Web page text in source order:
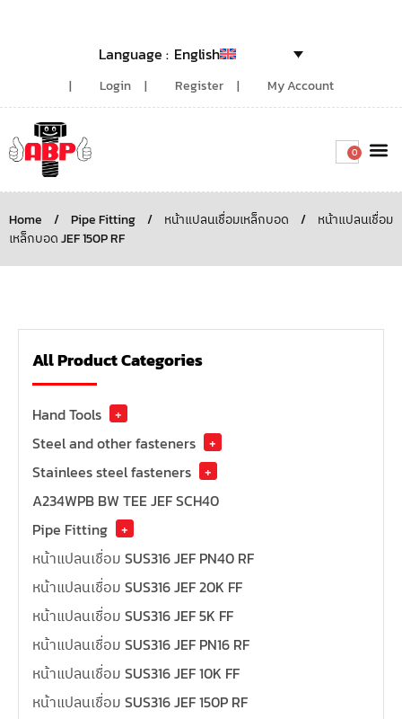
English
Login Register My Account
0
Home / Pipe Fitting / หน้าแปลนเชื่อมเหล็กบอด /
หน้าแปลนเชื่อม
เหล็กบอด JEF 150P RF
All Product Categories
Hand Tools
+
Steel and other fasteners
+
Stainlees steel fasteners
+
A234WPB BW TEE JEF SCH40
Pipe Fitting
+
หน้าแปลนเชื่อม SUS316 JEF PN40 RF
หน้าแปลนเชื่อม SUS316 JEF 20K FF
หน้าแปลนเชื่อม SUS316 JEF 5K FF
หน้าแปลนเชื่อม SUS316 JEF PN16 RF
หน้าแปลนเชื่อม SUS316 JEF 10K FF
หน้าแปลนเชื่อม SUS316 JEF 150P RF